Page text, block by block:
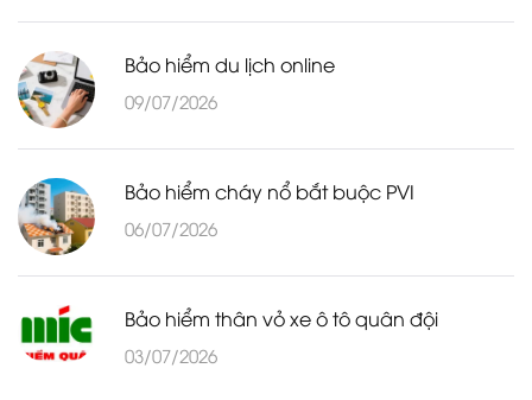
Bảo hiểm du lịch online
09/07/2026
Bảo hiểm cháy nổ bắt buộc PVI
06/07/2026
Bảo hiểm thân vỏ xe ô tô quân đội
03/07/2026